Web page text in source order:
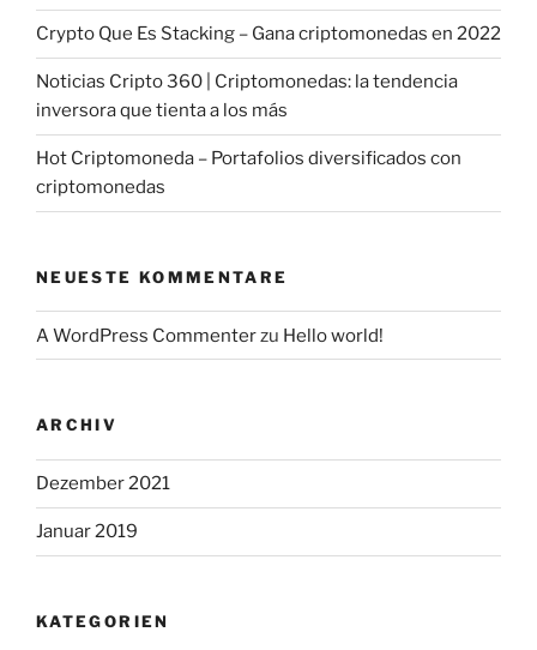
Crypto Que Es Stacking – Gana criptomonedas en 2022
Noticias Cripto 360 | Criptomonedas: la tendencia
inversora que tienta a los más
Hot Criptomoneda – Portafolios diversificados con
criptomonedas
NEUESTE KOMMENTARE
A WordPress Commenterzu Hello world!
ARCHIV
Dezember 2021
Januar 2019
KATEGORIEN